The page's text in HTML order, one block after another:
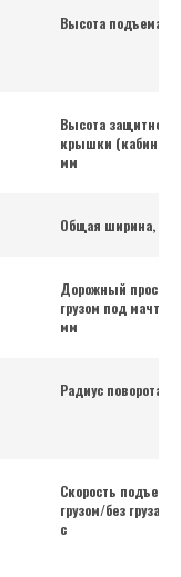
Высота подъема,
Высота защитной
крышки (кабина),
мм
Общая ширина, мм
Дорожный просвет
грузом под мачтой,
мм
Радиус поворота,
Скорость подъема,
грузом/без груза,
с